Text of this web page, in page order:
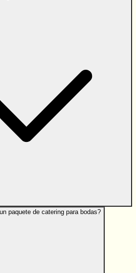
paquete de catering para bodas?